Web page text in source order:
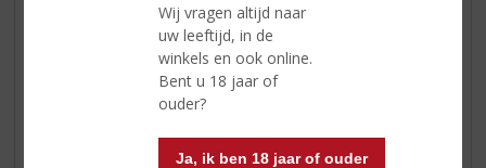
Wij vragen altijd naar
uw leeftijd, in de
winkels en ook online.
Bent u 18 jaar of
ouder?
Ja, ik ben 18 jaar of ouder
Liefde heeft voor ieder weer een andere betekenis. Dat
maakt liefde zo mooi. Welke liefde dan ook, wij vieren
het met u mee. Proost op de liefde met onderstaande